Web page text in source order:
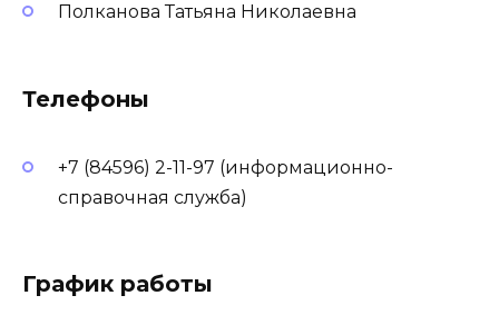
Полканова Татьяна Николаевна
Телефоны
+7 (84596) 2-11-97 (информационно-
справочная служба)
График работы